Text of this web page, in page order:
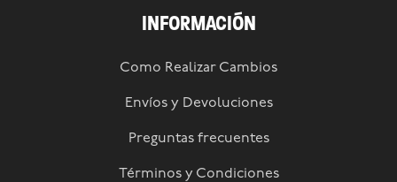
INFORMACIÓN
Como Realizar Cambios
Envíos y Devoluciones
Preguntas frecuentes
Términos y Condiciones